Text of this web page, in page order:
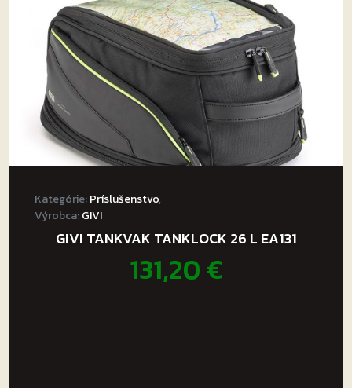
Kategórie:Príslušenstvo,
Výrobca:GIVI
GIVI TANKVAK TANKLOCK 26 L EA131
131,20€